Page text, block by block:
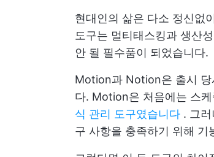
현대인의 삶은 다소 정신없
도구는 멀티태스킹과 생산
안 될 필수품이 되었습니다.
Motion과 Notion은 출시 당
다. Motion은 처음에는 스
식 관리 도구였습니다 . 그
구 사항을 충족하기 위해 기